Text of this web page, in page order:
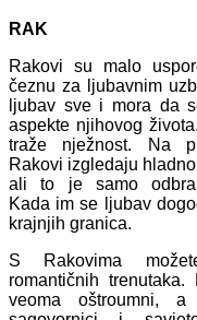
RAK
Rakovi su malo
čeznu za ljubavnim
ljubav sve i mora da
aspekte njihovog
traže nježnost. Na
Rakovi izgledaju
ali to je samo
Kada im se ljubav
krajnjih granica.
S Rakovima
romantičnih
veoma oštroumni,